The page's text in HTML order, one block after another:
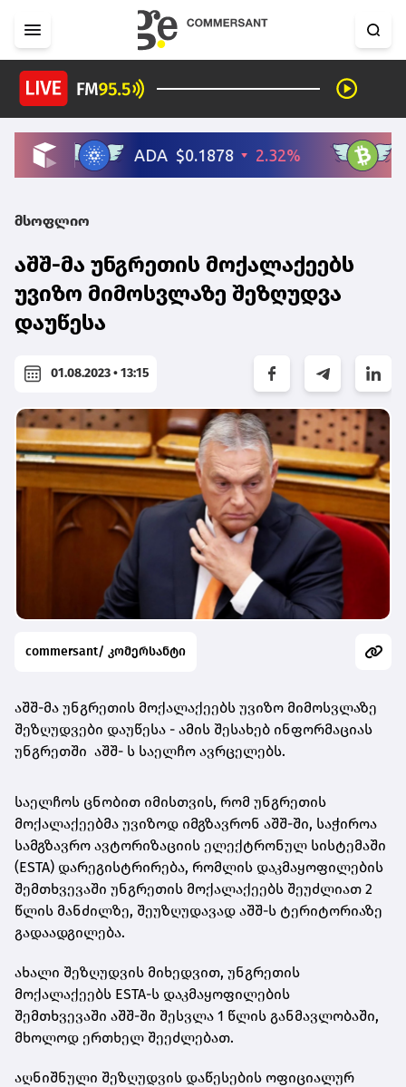
მსოფლიო
აშშ-მა უნგრეთის მოქალაქეებს
უვიზო მიმოსვლაზე შეზღუდვა
დაუწესა
01.08.2023 • 13:15
commersant/ კომერსანტი
აშშ-მა უნგრეთის მოქალაქეებს უვიზო მიმოსვლაზე
შეზღუდვები დაუწესა - ამის შესახებ ინფორმაციას
უნგრეთში აშშ- ს საელჩო ავრცელებს.
საელჩოს ცნობით იმისთვის, რომ უნგრეთის
მოქალაქეებმა უვიზოდ იმგზავრონ აშშ-ში, საჭიროა
სამგზავრო ავტორიზაციის ელექტრონულ სისტემაში
(ESTA) დარეგისტრირება, რომლის დაკმაყოფილების
შემთხვევაში უნგრეთის მოქალაქეებს შეუძლიათ 2
წლის მანძილზე, შეუზღუდავად აშშ-ს ტერიტორიაზე
გადაადგილება.
ახალი შეზღუდვის მიხედვით, უნგრეთის
მოქალაქეებს ESTA-ს დაკმაყოფილების
შემთხვევაში აშშ-ში შესვლა 1 წლის განმავლობაში,
მხოლოდ ერთხელ შეეძლებათ.
აღნიშნული შეზღუდვის დაწესების ოფიციალურ